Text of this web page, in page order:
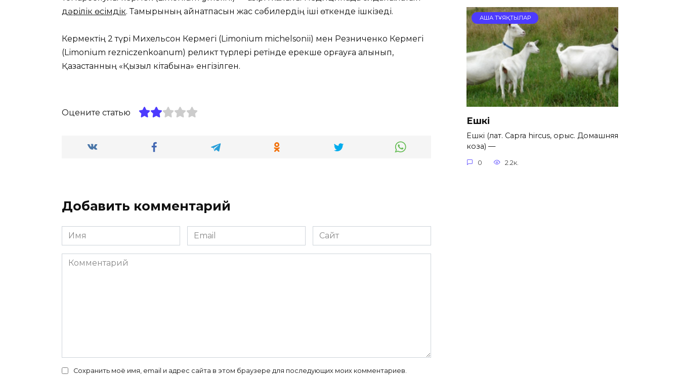
дәрілік өсімдік. Тамырының қайнатпасын жас сәбилердің іші өткенде ішкізеді.
Кермектің 2 түрі Михельсон Кермегі (Lіmonіum mіchelsonіі) мен Резниченко Кермегі
(Lіmonіum reznіczenkoanum) реликт түрлері ретінде ерекше қорғауға алынып,
Қазақстанның «Қызыл кітабына» енгізілген.
Оцените статью
Добавить комментарий
Имя
*
Email
*
Сайт
Комментарий
Сохранить моё имя, email и адрес сайта в этом браузере для последующих моих комментариев.
АША ТҰЯҚТЫЛАР
Ешкі
Ешкі (лат. Capra hircus, орыс. Домашняя
коза) —
0 2.2к.